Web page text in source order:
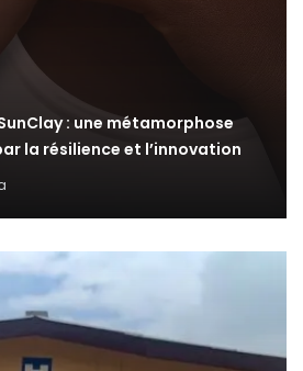
: une métamorphose
la résilience et l’innovation